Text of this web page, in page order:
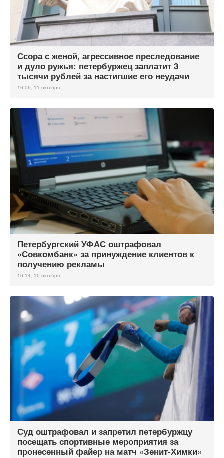
Ссора с женой, агрессивное преследование
и дуло ружья: петербуржец заплатит 3
тысячи рублей за настигшие его неудачи
16:06, 11 октября
Петербургский УФАС оштрафовал
«Совкомбанк» за принуждение клиентов к
получению рекламы
16:14, 10 октября
Суд оштрафовал и запретил петербуржцу
посещать спортивные мероприятия за
пронесенный файер на матч «Зенит-Химки»